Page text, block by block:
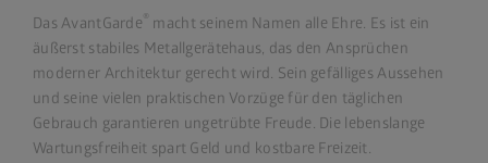
Das AvantGarde ® macht seinem Namen alle Ehre. Es ist ein
äußerst stabiles Metallgerätehaus, das den Ansprüchen
moderner Architektur gerecht wird. Sein gefälliges Aussehen
und seine vielen praktischen Vorzüge für den täglichen
Gebrauch garantieren ungetrübte Freude. Die lebenslange
Wartungsfreiheit spart Geld und kostbare Freizeit.